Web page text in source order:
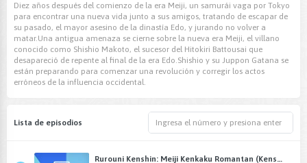
Diez años después del comienzo de la era Meiji, un samurái vaga por Tokyo
para encontrar una nueva vida junto a sus amigos, tratando de escapar de
su pasado, el mayor asesino de la dinastía Edo, y jurando no volver a
matar.Una antigua amenaza se cierne sobre la nueva era Meiji, el villano
conocido como Shishio Makoto, el sucesor del Hitokiri Battousai que
desapareció de repente al final de la era Edo.Shishio y su Juppon Gatana se
están preparando para comenzar una revolución y corregir los actos
erróneos de la influencia occidental.
Lista de episodios
Rurouni Kenshin: Meiji Kenkaku Romantan (Kenshin: El Guerrero Samurái) Castellano